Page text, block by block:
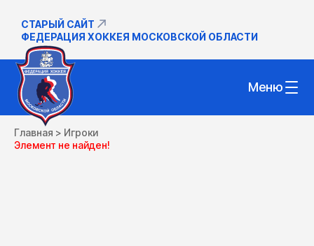
СТАРЫЙ САЙТ
ФЕДЕРАЦИЯ ХОККЕЯ МОСКОВСКОЙ ОБЛАСТИ
Меню
Главная > Игроки
Элемент не найден!